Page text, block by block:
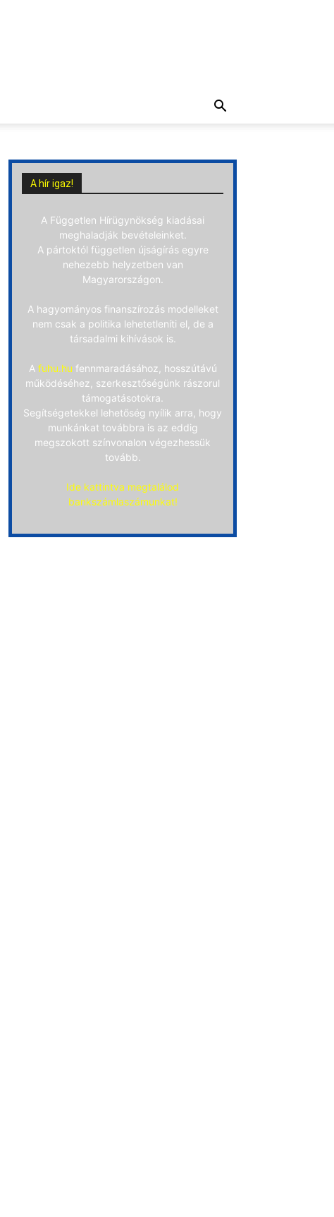
A hír igaz!
A Független Hírügynökség kiadásai
meghaladják bevételeinket.
A pártoktól független újságírás egyre
nehezebb helyzetben van
Magyarországon.
A hagyományos finanszírozás modelleket
nem csak a politika lehetetleníti el, de a
társadalmi kihívások is.
A fuhu.hu fennmaradásához, hosszútávú
működéséhez, szerkesztőségünk rászorul
támogatásotokra.
Segítségetekkel lehetőség nyílik arra, hogy
munkánkat továbbra is az eddig
megszokott színvonalon végezhessük
tovább.
Ide kattintva megtalálod
bankszámlaszámunkat!